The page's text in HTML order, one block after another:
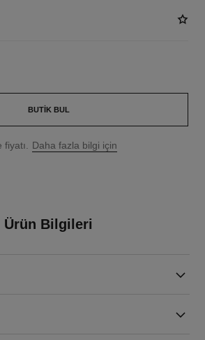
BUTIK BUL
Daha fazla bilgi için
Ürün Bilgileri